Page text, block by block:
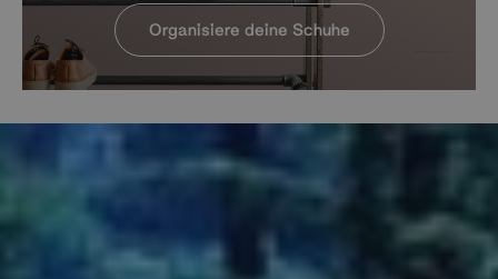
Organisiere deine Schuhe